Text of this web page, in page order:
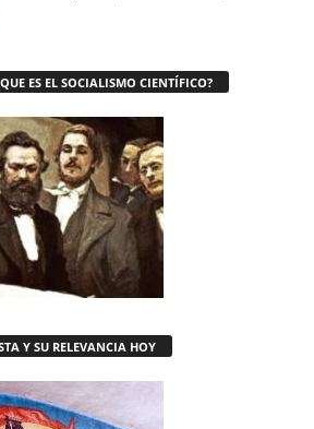
ES EL SOCIALISMO CIENTÍFICO?
Y SU RELEVANCIA HOY